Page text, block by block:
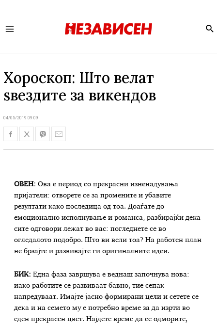
Хороскоп: Што велат
ѕвездите за викендов
04/05/2019 09:09
ОВЕН:Ова е период со прекрасни изненадувања
пријатели: отворете се за промените и убавите
резултати како последица од тоа. Доаѓате до
емоционално исполнување и романса, разбирајќи дека
сите одговори лежат во вас: погледнете се во
огледалото подобро. Што ви вели тоа? На работен план
не брзајте и развивајте ги оригиналните идеи.
БИК:Една фаза завршува е веднаш започнува нова:
иако работите се развиваат бавно, тие сепак
напредуваат. Имајте јасно формирани цели и сетете се
дека и на семето му е потребно време за да изрти во
еден прекрасен цвет. Најдете време да се одморите,